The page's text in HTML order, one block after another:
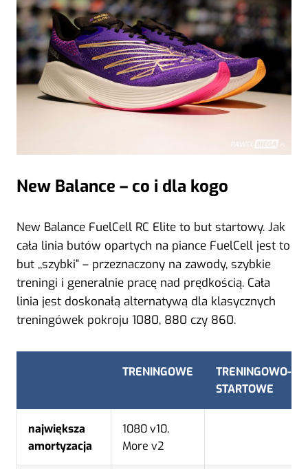
New Balance – co i dla kogo
New Balance FuelCell RC Elite to but startowy. Jak
cała linia butów opartych na piance FuelCell jest to
but ,,szybki” – przeznaczony na zawody, szybkie
treningi i generalnie pracę nad prędkością. Cała
linia jest doskonałą alternatywą dla klasycznych
treningówek pokroju 1080, 880 czy 860.
TRENINGOWE
TRENINGOWO-
STARTOWE
największa
amortyzacja
1080 v10,
More v2